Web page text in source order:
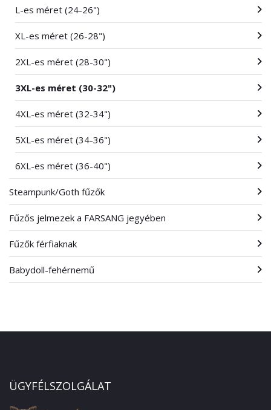
L-es méret (24-26")
XL-es méret (26-28")
2XL-es méret (28-30")
3XL-es méret (30-32")
4XL-es méret (32-34")
5XL-es méret (34-36")
6XL-es méret (36-40")
Steampunk/Goth fűzők
Fűzős jelmezek a FARSANG jegyében
Fűzők férfiaknak
Babydoll-fehérnemű
ÜGYFÉLSZOLGÁLAT